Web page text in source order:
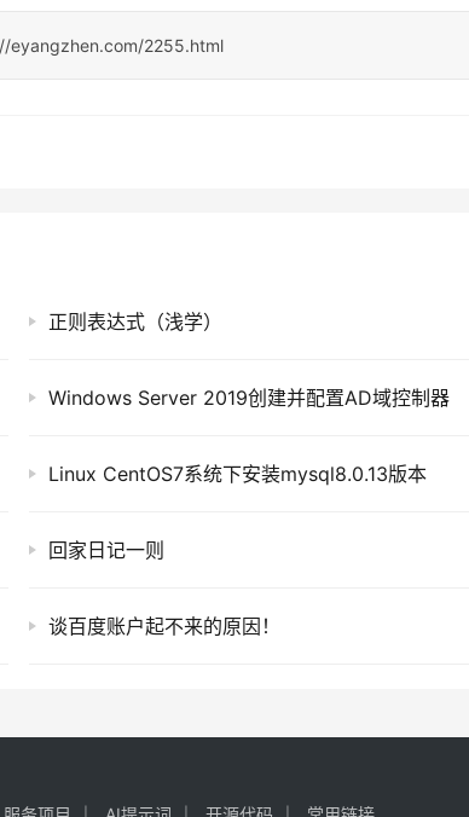
eyangzhen.com/2255.html
正则表达式（浅学）
Windows Server 2019创建并配置AD域控制器
Linux CentOS7系统下安装mysql8.0.13版本
回家日记一则
谈百度账户起不来的原因！